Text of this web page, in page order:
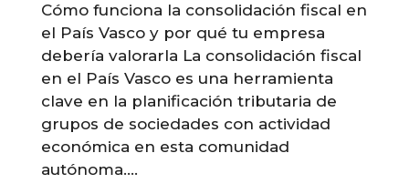
Cómo funciona la consolidación fiscal en
el País Vasco y por qué tu empresa
debería valorarla La consolidación fiscal
en el País Vasco es una herramienta
clave en la planificación tributaria de
grupos de sociedades con actividad
económica en esta comunidad
autónoma....